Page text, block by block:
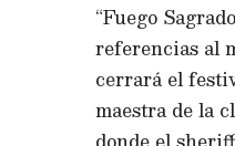
“Fuego
referencias al
cerrará el
maestra de la